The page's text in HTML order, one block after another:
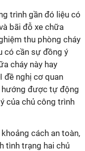
trình gần đó liệu có
bãi đỗ xe chữa
thu phòng cháy
có cần sự đồng ý
cháy này hay
đề nghị cơ quan
hướng được tự động
của chủ công trình
cách an toàn,
tình trạng hai chủ